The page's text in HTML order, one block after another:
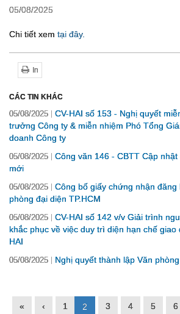
05/08/2025
Chi tiết xem tại đây.
In
CÁC TIN KHÁC
05/08/2025
CV-HAI số 153 - Nghị quyết
trưởng Công ty & miễn nhiệm Phó Tổng
doanh Công ty
05/08/2025
Công văn 146 - CBTT Cập
mới
05/08/2025
Công bố giấy chứng nhận đăng
phòng đại diện TP.HCM
05/08/2025
CV-HAI số 142 v/v Giải trình
khắc phục về việc duy trì diện hạn chế giao
HAI
05/08/2025 Nghị quyết thành lập Văn
« ‹ 1 2 3 4 5 6